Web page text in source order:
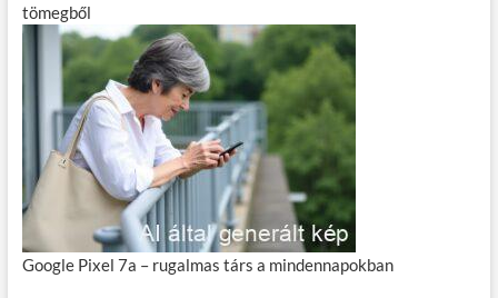
tömegből
Google Pixel 7a – rugalmas társ a mindennapokban